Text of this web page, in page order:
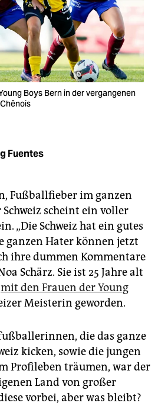
Boys Bern in der vergangenen
Fuentes
Fußballfieber im ganzen
scheint ein voller
„Die Schweiz hat ein gutes
ganzen Hater können jetzt
ihre dummen Kommentare
Schärz. Sie ist 25 Jahre alt
mit den Frauen der Young
Meisterin geworden.
die das ganze
kicken, sowie die jungen
Profileben träumen, war der
Land von großer
vorbei, aber was bleibt?